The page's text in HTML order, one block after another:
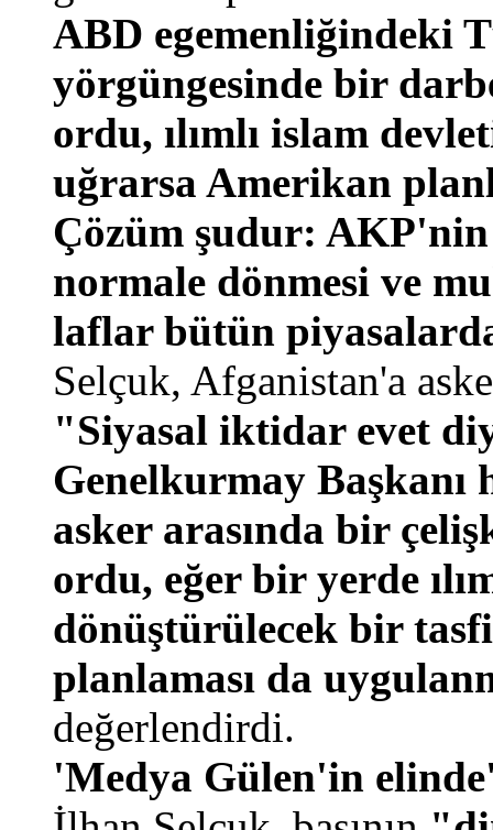
ABD egemenliğindeki
yörgüngesinde bir
ordu, ılımlı islam
uğrarsa Amerikan
Çözüm şudur:
normale dönmesi ve
laflar bütün
Selçuk, Afganistan'a
"Siyasal iktidar evet
Genelkurmay
asker arasında bir
ordu, eğer bir yerde
dönüştürülecek bir
planlaması da
değerlendirdi.
'Medya Gülen'in